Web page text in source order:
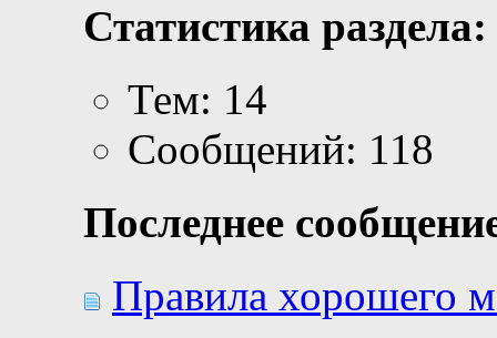
Статистика раздела:
Тем: 14
Сообщений: 118
Последнее
Правила хорошего